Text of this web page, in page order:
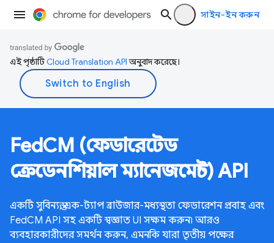
সাইন-ইন করুন
এই পৃষ্ঠাটিCloud Translation APIঅনুবাদ করেছে।
FedCM (ফেডারেটেড
ক্রেডেনশিয়াল ম্যানেজমেন্ট) API
একটি সুবিন্যস্ত, এক-ট্যাপ ব্রাউজার-মধ্যস্থতা ফেডারেশন প্রবাহ এবং
FedCM API সহ একটি স্বজ্ঞাত UI সক্ষম করুন৷ আরও
ব্যবহারকারীদের সমর্থন করুন, এমনকি যারা তৃতীয় পক্ষের